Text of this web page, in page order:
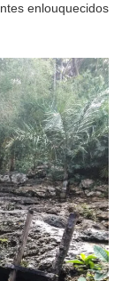
enlouquecidos